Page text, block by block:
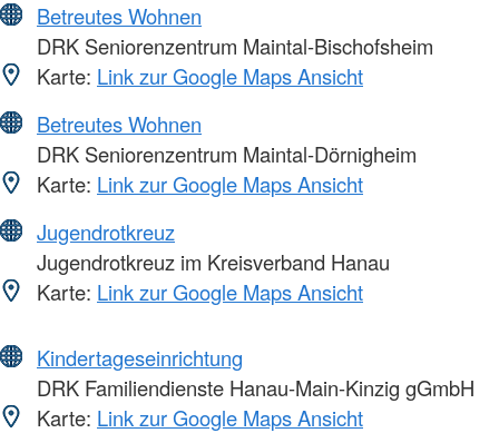
Betreutes Wohnen
DRK Seniorenzentrum Maintal-Bischofsheim
Karte: Link zur Google Maps Ansicht
Betreutes Wohnen
DRK Seniorenzentrum Maintal-Dörnigheim
Karte: Link zur Google Maps Ansicht
Jugendrotkreuz
Jugendrotkreuz im Kreisverband Hanau
Karte: Link zur Google Maps Ansicht
Kindertageseinrichtung
DRK Familiendienste Hanau-Main-Kinzig gGmbH
Karte: Link zur Google Maps Ansicht